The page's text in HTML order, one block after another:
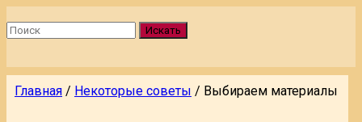
Искать
Главная / Некоторые советы / Выбираем материалы